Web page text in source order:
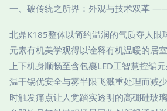
一、破传统之所界：外观与技术双革
北鼎K185整体以简约温润的气质夺人眼
元素有机美学观得以诠释有机温暖的居
上下机身顺畅至含包裹LED工智慧控编
温干锅优安全与雾半限飞溅重处理而减
时触发痛点让人觉踏实透明的高硼硅玻